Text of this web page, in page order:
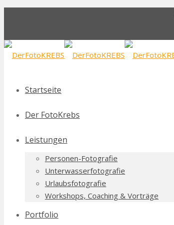
Startseite
Der FotoKrebs
Leistungen
Personen-Fotografie
Unterwasserfotografie
Urlaubsfotografie
Workshops, Coaching & Vorträge
Portfolio